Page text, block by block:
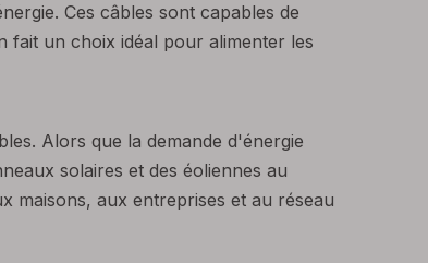
Ces câbles sont capables de
fait un choix idéal pour alimenter les
Alors que la demande d'énergie
solaires et des éoliennes au
maisons, aux entreprises et au réseau